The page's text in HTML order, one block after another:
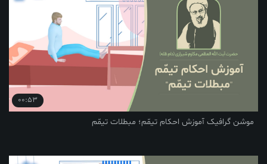
آموزش احکام تیمّم؛ مبطلات تیمّم